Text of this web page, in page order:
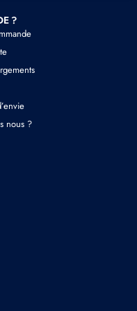
?
nous ?